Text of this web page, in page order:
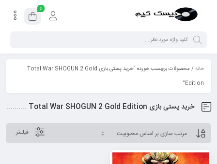
0
خانه
/ محصولات برچسب خورده “خرید پستی بازی Total War SHOGUN 2 Gold
Edition”
خرید پستی بازی Total War SHOGUN 2 Gold Edition
فیلـتر